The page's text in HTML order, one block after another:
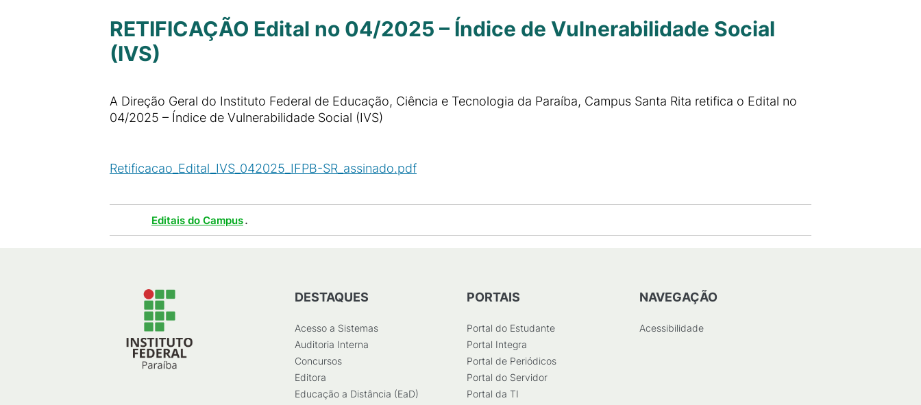
RETIFICAÇÃO Edital no 04/2025 – Índice de Vulnerabilidade Social
(IVS)
A Direção Geral do Instituto Federal de Educação, Ciência e Tecnologia da Paraíba, Campus Santa Rita retifica o Edital no
04/2025 – Índice de Vulnerabilidade Social (IVS)
Retificacao_Edital_IVS_042025_IFPB-SR_assinado.pdf
Editais do Campus.
DESTAQUES
Acesso a Sistemas
Auditoria Interna
Concursos
Editora
Educação a Distância (EaD)
PORTAIS
Portal do Estudante
Portal Integra
Portal de Periódicos
Portal do Servidor
Portal da TI
NAVEGAÇÃO
Acessibilidade